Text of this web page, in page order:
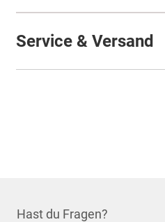
Service & Versand
Hast du Fragen?